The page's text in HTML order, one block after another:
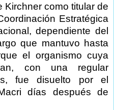
Kirchner como titular de
Estratégica
dependiente del
que mantuvo hasta
el organismo cuya
con una regular
fue disuelto por el
días después de